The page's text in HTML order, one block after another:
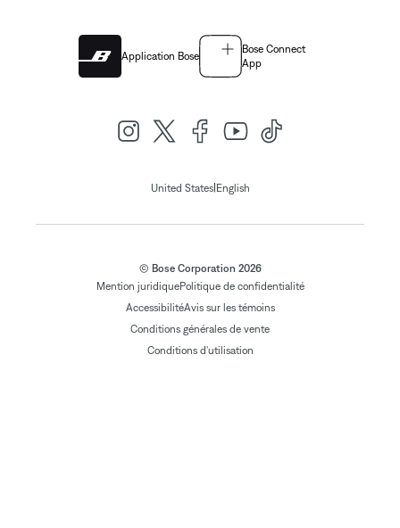
Application Bose
Bose Connect
App
United States| English
© Bose Corporation 2026
Mention juridiquePolitique de confidentialité
AccessibilitéAvis sur les témoins
Conditions générales de vente
Conditions d'utilisation